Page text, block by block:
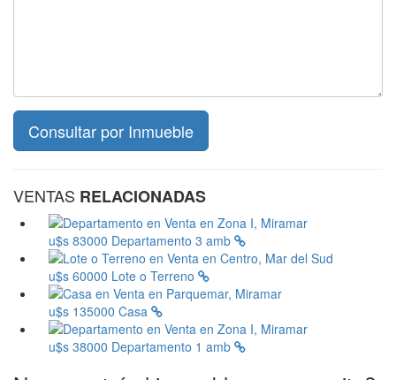
VENTAS RELACIONADAS
u$s 83000 Departamento 3 amb
u$s 60000 Lote o Terreno
u$s 135000 Casa
u$s 38000 Departamento 1 amb